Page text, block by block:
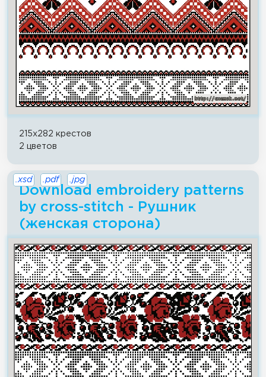
215x282 крестов
2 цветов
Download embroidery patterns
by cross-stitch - Рушник
(женская сторона)
.xsd .pdf .jpg